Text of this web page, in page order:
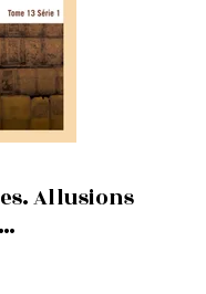
Allusions